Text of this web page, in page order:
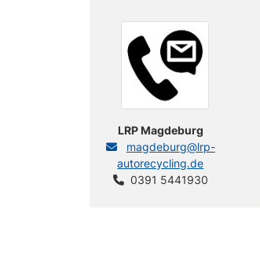
LRP Magdeburg
magdeburg@lrp-
autorecycling.de
0391 5441930